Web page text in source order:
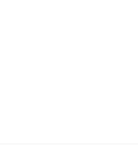
een spacentrum,
Alle
internet,